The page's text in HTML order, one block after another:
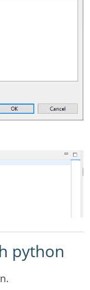
python